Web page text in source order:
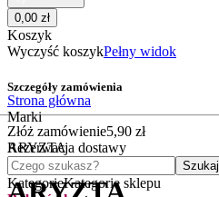
0,00 zł
Koszyk
Wyczyść koszykPełny widok
Szczegóły zamówienia
Złóż zamówienie5,90 zł
Rezerwacja dostawy
Czego szukasz?
Szukaj
KategorieKategorie sklepu
Strona główna
Marki
ARYZTA